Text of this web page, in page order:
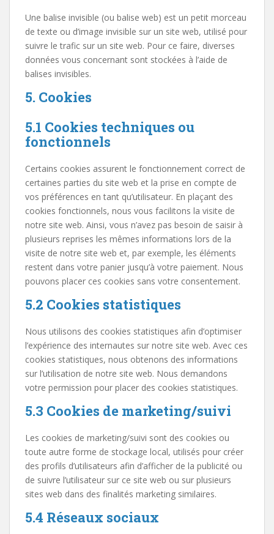
Une balise invisible (ou balise web) est un petit morceau
de texte ou d’image invisible sur un site web, utilisé pour
suivre le trafic sur un site web. Pour ce faire, diverses
données vous concernant sont stockées à l’aide de
balises invisibles.
5. Cookies
5.1 Cookies techniques ou
fonctionnels
Certains cookies assurent le fonctionnement correct de
certaines parties du site web et la prise en compte de
vos préférences en tant qu’utilisateur. En plaçant des
cookies fonctionnels, nous vous facilitons la visite de
notre site web. Ainsi, vous n’avez pas besoin de saisir à
plusieurs reprises les mêmes informations lors de la
visite de notre site web et, par exemple, les éléments
restent dans votre panier jusqu’à votre paiement. Nous
pouvons placer ces cookies sans votre consentement.
5.2 Cookies statistiques
Nous utilisons des cookies statistiques afin d’optimiser
l’expérience des internautes sur notre site web. Avec ces
cookies statistiques, nous obtenons des informations
sur l’utilisation de notre site web. Nous demandons
votre permission pour placer des cookies statistiques.
5.3 Cookies de marketing/suivi
Les cookies de marketing/suivi sont des cookies ou
toute autre forme de stockage local, utilisés pour créer
des profils d’utilisateurs afin d’afficher de la publicité ou
de suivre l’utilisateur sur ce site web ou sur plusieurs
sites web dans des finalités marketing similaires.
5.4 Réseaux sociaux